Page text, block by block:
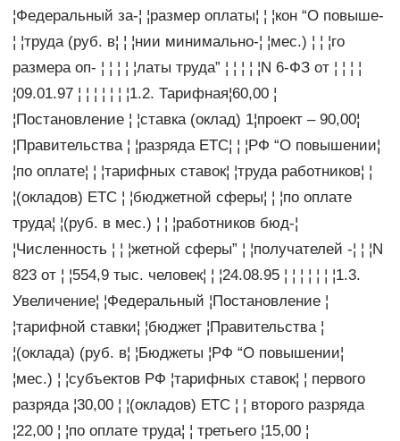
¦Федеральный за-¦ ¦размер оплаты¦ ¦ ¦кон “О повыше-
¦ ¦труда (руб. в¦ ¦ ¦нии минимально-¦ ¦мес.) ¦ ¦ ¦го
размера оп- ¦ ¦ ¦ ¦ ¦латы труда” ¦ ¦ ¦ ¦ ¦N 6-ФЗ от ¦ ¦ ¦ ¦
¦09.01.97 ¦ ¦ ¦ ¦ ¦ ¦ ¦1.2. Тарифная¦60,00 ¦
¦Постановление ¦ ¦ставка (оклад) 1¦проект – 90,00¦
¦Правительства ¦ ¦разряда ЕТС¦ ¦ ¦РФ “О повышении¦
¦по оплате¦ ¦ ¦тарифных ставок¦ ¦труда работников¦ ¦
¦(окладов) ЕТС ¦ ¦бюджетной сферы¦ ¦ ¦по оплате
труда¦ ¦(руб. в мес.) ¦ ¦ ¦работников бюд-¦
¦Численность ¦ ¦ ¦жетной сферы” ¦ ¦получателей -¦ ¦ ¦N
823 от ¦ ¦554,9 тыс. человек¦ ¦ ¦24.08.95 ¦ ¦ ¦ ¦ ¦ ¦ ¦1.3.
Увеличение¦ ¦Федеральный ¦Постановление ¦
¦тарифной ставки¦ ¦бюджет ¦Правительства ¦
¦(оклада) (руб. в¦ ¦Бюджеты ¦РФ “О повышении¦
¦мес.) ¦ ¦субъектов РФ ¦тарифных ставок¦ ¦ первого
разряда ¦30,00 ¦ ¦(окладов) ЕТС ¦ ¦ второго разряда
¦22,00 ¦ ¦по оплате труда¦ ¦ третьего ¦15,00 ¦